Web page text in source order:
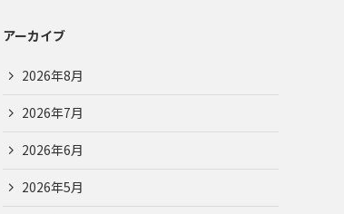
アーカイブ
2026年8月
2026年7月
2026年6月
2026年5月